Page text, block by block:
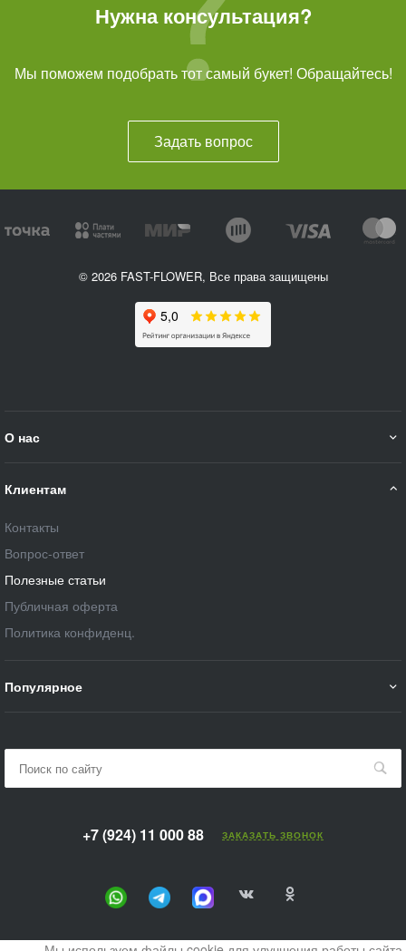
Нужна консультация?
Мы поможем подобрать тот самый букет! Обращайтесь!
Задать вопрос
© 2026 FAST-FLOWER, Все права защищены
О нас
Клиентам
Контакты
Вопрос-ответ
Полезные статьи
Публичная оферта
Политика конфиденц.
Популярное
+7 (924) 11 000 88 ЗАКАЗАТЬ ЗВОНОК